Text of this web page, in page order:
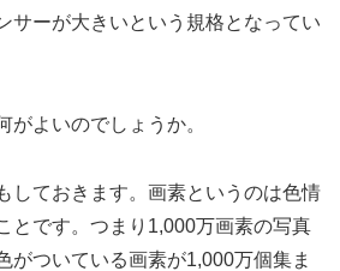
サーが大きいという規格となってい
がよいのでしょうか。
しておきます。画素というのは色情
とです。つまり1,000万画素の写真
がついている画素が1,000万個集ま